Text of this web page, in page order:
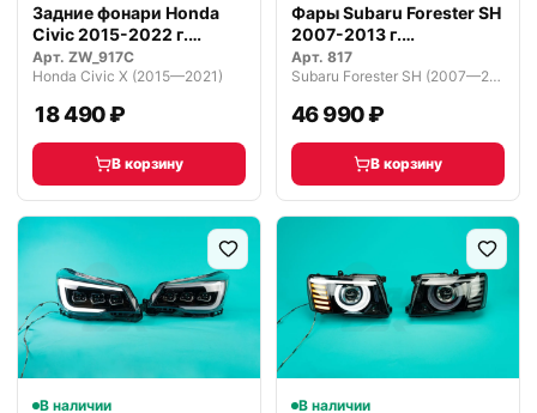
Задние фонари Honda
Civic 2015-2022 г.
Хэтчбэк пр…
Арт. ZW_917C
Honda Civic X (2015—2021)
18 490 ₽
В корзину
Фары Subaru Forester SH
2007-2013 г.
Светодиодные
Арт. 817
Subaru Forester SH (2007—2011)
46 990 ₽
В корзину
В наличии В наличии